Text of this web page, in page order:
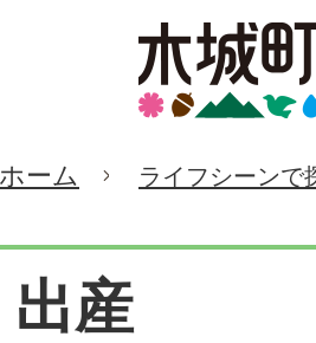
ホーム ライフシーンで
産